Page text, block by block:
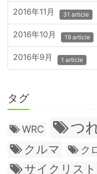
2016年11月 31 article
2016年10月 19 article
2016年9月 1 article
タグ
WRC つ
クルマ ク
サイクリスト